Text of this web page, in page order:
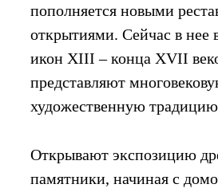
пополняется новыми
открытиями. Сейчас в нее
икон XIII – конца XVII
представляют
художественную традицию
Открывают экспозицию
памятники, начиная с